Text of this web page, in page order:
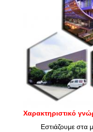
Χαρακτηριστικό
Εστιάζουμε στα